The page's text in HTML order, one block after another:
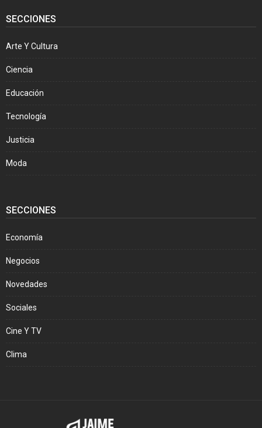
SECCIONES
Arte Y Cultura
Ciencia
Educación
Tecnología
Justicia
Moda
SECCIONES
Economía
Negocios
Novedades
Sociales
Cine Y TV
Clima